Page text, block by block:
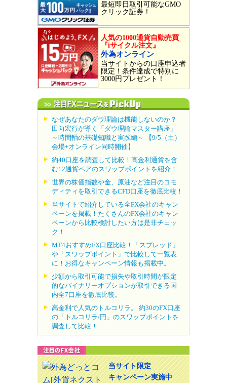
最短即日取引可能なGMO
クリック証券！
人気の1000通貨自動売買
『iサイクル注文』
外為オンライン
当サイトからの口座申込者
限定！条件達成で特別に
3000円プレゼント！
なぜあなたのダウ理論は機能しないのか？
田向宏行が導く「ダウ理論マスター講座」
～時間軸の基礎知識と実践編～ 【9/5（土）
会場+オンライン同時開催】
約40口座を調査して比較！高金利通貨を含
む12通貨ペアのスワップポイントを紹介！
世界の株価指数や金、原油など注目のコモ
ディティを取引できるCFD口座を徹底比較！
当サイトで紹介している全FX会社のキャン
ペーンを掲載！たくさんのFX会社のキャン
ペーンから比較検討したい方は是非チェッ
ク！
MT4おすすめFX口座比較！「スプレッド」
や「スワップポイント」で比較して一覧表
に！お得なキャンペーン情報も掲載中。
少額から取引可能で損失や取引時間が限定
的なバイナリーオプションが取引できる国
内全7口座を徹底比較。
高金利で人気のトルコリラ。 約30のFX口座
の「トルコリラ/円」のスワップポイントを
調査して比較！
当サイト限定
キャンペーン実施中